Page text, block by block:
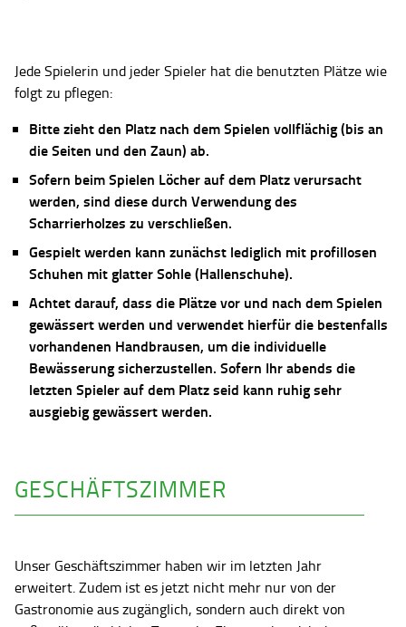
Jede Spielerin und jeder Spieler hat die benutzten Plätze wie
folgt zu pflegen:
Bitte zieht den Platz nach dem Spielen vollflächig (bis an
die Seiten und den Zaun) ab.
Sofern beim Spielen Löcher auf dem Platz verursacht
werden, sind diese durch Verwendung des
Scharrierholzes zu verschließen.
Gespielt werden kann zunächst lediglich mit profillosen
Schuhen mit glatter Sohle (Hallenschuhe).
Achtet darauf, dass die Plätze vor und nach dem Spielen
gewässert werden und verwendet hierfür die bestenfalls
vorhandenen Handbrausen, um die individuelle
Bewässerung sicherzustellen. Sofern Ihr abends die
letzten Spieler auf dem Platz seid kann ruhig sehr
ausgiebig gewässert werden.
GESCHÄFTSZIMMER
Unser Geschäftszimmer haben wir im letzten Jahr
erweitert. Zudem ist es jetzt nicht mehr nur von der
Gastronomie aus zugänglich, sondern auch direkt von